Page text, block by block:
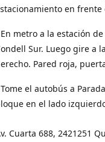
en frente
metro a la estación
Sur. Luego gire a
Pared roja,
el autobús a
en el lado
Cuarta 688, 2421251